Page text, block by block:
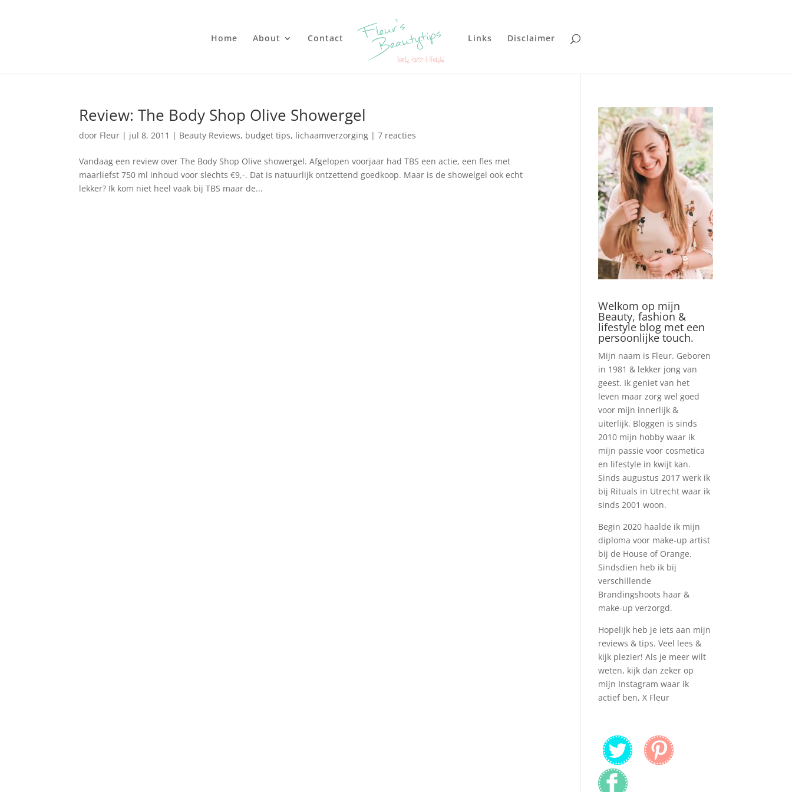
Home About Contact Links Disclaimer
Review: The Body Shop Olive Showergel
door Fleur | jul 8, 2011 | Beauty Reviews, budget tips, lichaamverzorging |7 reacties
Vandaag een review over The Body Shop Olive showergel. Afgelopen voorjaar had TBS een actie, een fles met
maarliefst 750 ml inhoud voor slechts €9,-. Dat is natuurlijk ontzettend goedkoop. Maar is de showelgel ook echt
lekker? Ik kom niet heel vaak bij TBS maar de...
Welkom op mijn
Beauty, fashion &
lifestyle blog met een
persoonlijke touch.
Mijn naam is Fleur. Geboren
in 1981 & lekker jong van
geest. Ik geniet van het
leven maar zorg wel goed
voor mijn innerlijk &
uiterlijk. Bloggen is sinds
2010 mijn hobby waar ik
mijn passie voor cosmetica
en lifestyle in kwijt kan.
Sinds augustus 2017 werk ik
bij Rituals in Utrecht waar ik
sinds 2001 woon.
Begin 2020 haalde ik mijn
diploma voor make-up artist
bij de House of Orange.
Sindsdien heb ik bij
verschillende
Brandingshoots haar &
make-up verzorgd.
Hopelijk heb je iets aan mijn
reviews & tips. Veel lees &
kijk plezier! Als je meer wilt
weten, kijk dan zeker op
mijn Instagram waar ik
actief ben, X Fleur